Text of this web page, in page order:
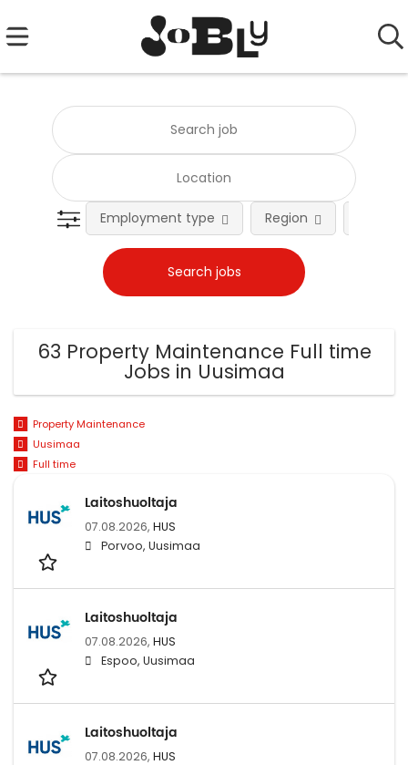
Employment type Region
63 Property Maintenance Full time
Jobs in Uusimaa
Property Maintenance
Uusimaa
Full time
Laitoshuoltaja
07.08.2026, HUS
Porvoo, Uusimaa
Laitoshuoltaja
07.08.2026, HUS
Espoo, Uusimaa
Laitoshuoltaja
07.08.2026, HUS